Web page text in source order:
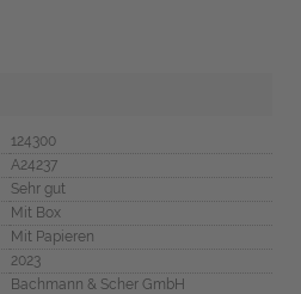
124300
A24237
Sehr gut
Mit Box
Mit Papieren
2023
Bachmann & Scher GmbH